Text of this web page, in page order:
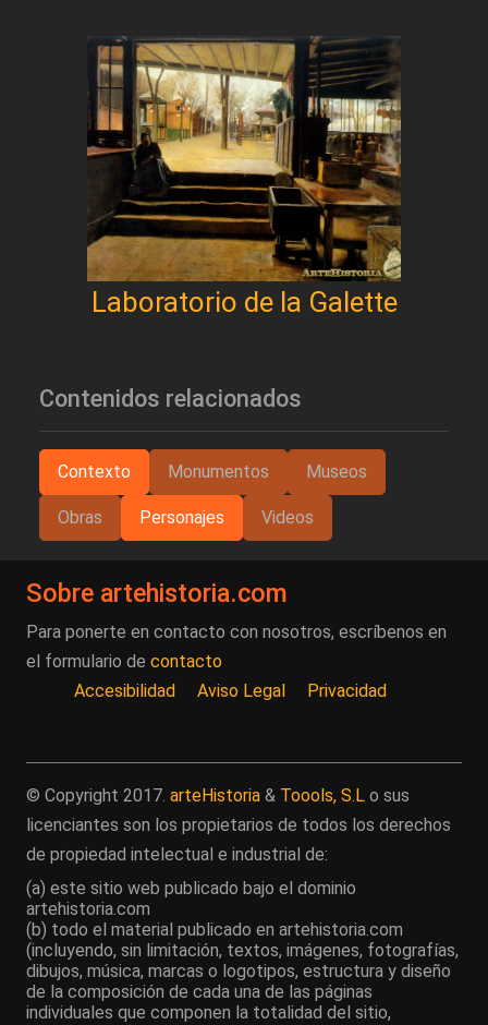
Laboratorio de la Galette
Contenidos relacionados
Contexto Monumentos Museos
Obras Personajes Videos
Sobre artehistoria.com
Para ponerte en contacto con nosotros, escríbenos en
el formulario de contacto
Accesibilidad
Aviso Legal Privacidad
© Copyright 2017. arteHistoria & Toools, S.L o sus
licenciantes son los propietarios de todos los derechos
de propiedad intelectual e industrial de:
(a) este sitio web publicado bajo el dominio
artehistoria.com
(b) todo el material publicado en artehistoria.com
(incluyendo, sin limitación, textos, imágenes, fotografías,
dibujos, música, marcas o logotipos, estructura y diseño
de la composición de cada una de las páginas
individuales que componen la totalidad del sitio,